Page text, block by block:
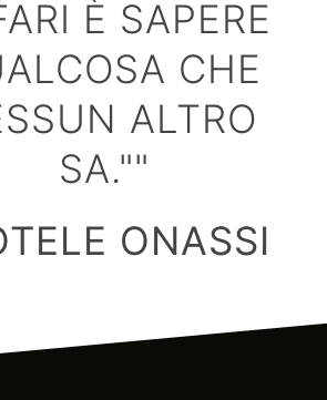
È SAPERE
CHE
ALTRO
SA.""
ONASSI